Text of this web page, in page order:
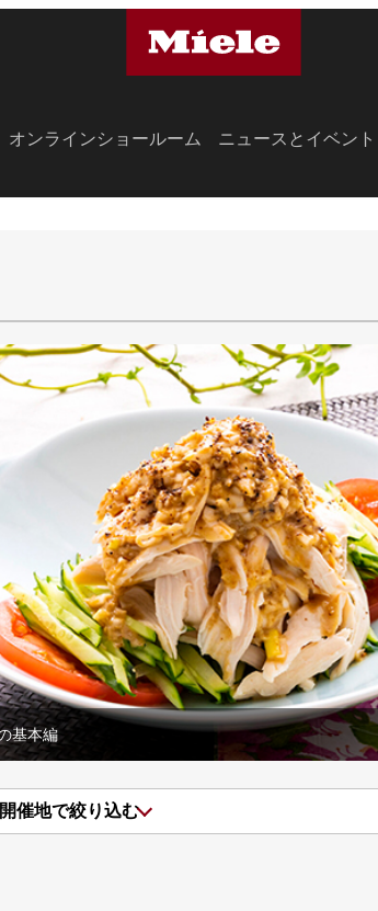
オンラインショールーム ニュースとイベント
開催地で絞り込む